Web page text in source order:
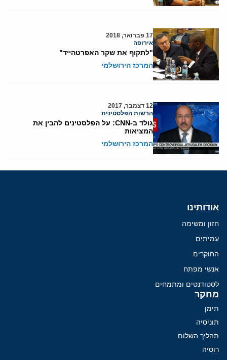
17 פברואר, 2018
אירופה
"לתקוף את שקר האפרטהייד"
המרכז הירושלמי
12 דצמבר, 2017
הרשות הפלסטינית
גולד ב-CNN: על הפלסטינים להבין את
המציאות
המרכז הירושלמי
אודותינו
חזון ומשימה
עמיתים
החוקרים
אנשי מפתח
לסטודנטים ומתמחים
מחקר
תימן
תוניסיה
תהליך השלום
רוסיה